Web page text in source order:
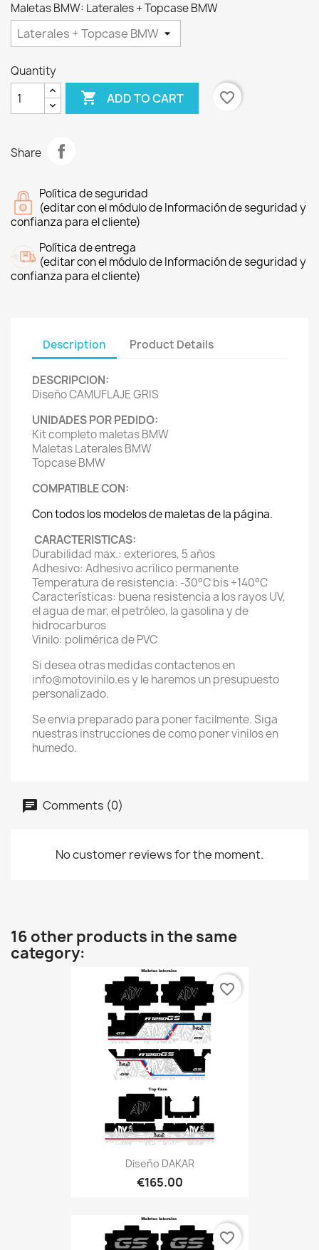
Maletas BMW: Laterales + Topcase BMW
Quantity
 ADD TO CART favorite_border
Share
Política de seguridad
(editar con el módulo de Información de seguridad y
confianza para el cliente)
Política de entrega
(editar con el módulo de Información de seguridad y
confianza para el cliente)
Description Product Details
DESCRIPCION:
Diseño CAMUFLAJE GRIS
UNIDADES POR PEDIDO:
Kit completo maletas BMW
Maletas Laterales BMW
Topcase BMW
COMPATIBLE CON:
Con todos los modelos de maletas de la página.
CARACTERISTICAS:
Durabilidad max.: exteriores, 5 años
Adhesivo: Adhesivo acrílico permanente
Temperatura de resistencia: -30°C bis +140°C
Características: buena resistencia a los rayos UV,
el agua de mar, el petróleo, la gasolina y de
hidrocarburos
Vinilo: polimérica de PVC
Si desea otras medidas contactenos en
info@motovinilo.es y le haremos un presupuesto
personalizado.
Se envia preparado para poner facilmente. Siga
nuestras instrucciones de como poner vinilos en
humedo.
Comments (0)
No customer reviews for the moment.
16 other products in the same
category:
Diseño DAKAR
€165.00
favorite_border
favorite_border